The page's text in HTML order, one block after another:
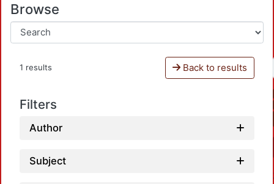
Browse
1 results Back to results
Filters
Author
Subject